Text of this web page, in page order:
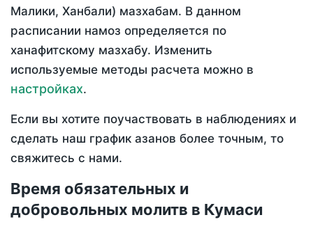
Малики, Ханбали) мазхабам. В данном
расписании намоз определяется по
ханафитскому мазхабу. Изменить
используемые методы расчета можно в
настройках.
Если вы хотите поучаствовать в наблюдениях и
сделать наш график азанов более точным, то
свяжитесь с нами.
Время обязательных и
добровольных молитв в Кумаси